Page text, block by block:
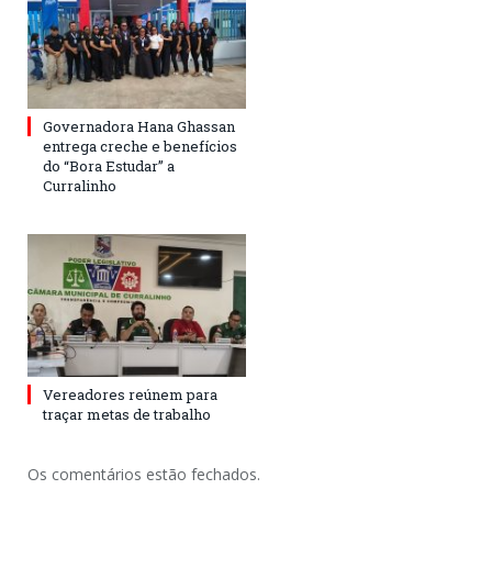
Governadora Hana Ghassan
entrega creche e benefícios
do “Bora Estudar” a
Curralinho
Vereadores reúnem para
traçar metas de trabalho
Os comentários estão fechados.